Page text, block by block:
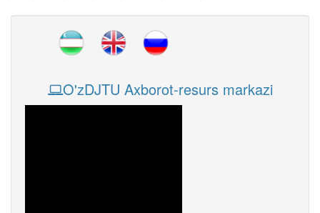
O'zDJTU Axborot-resurs markazi